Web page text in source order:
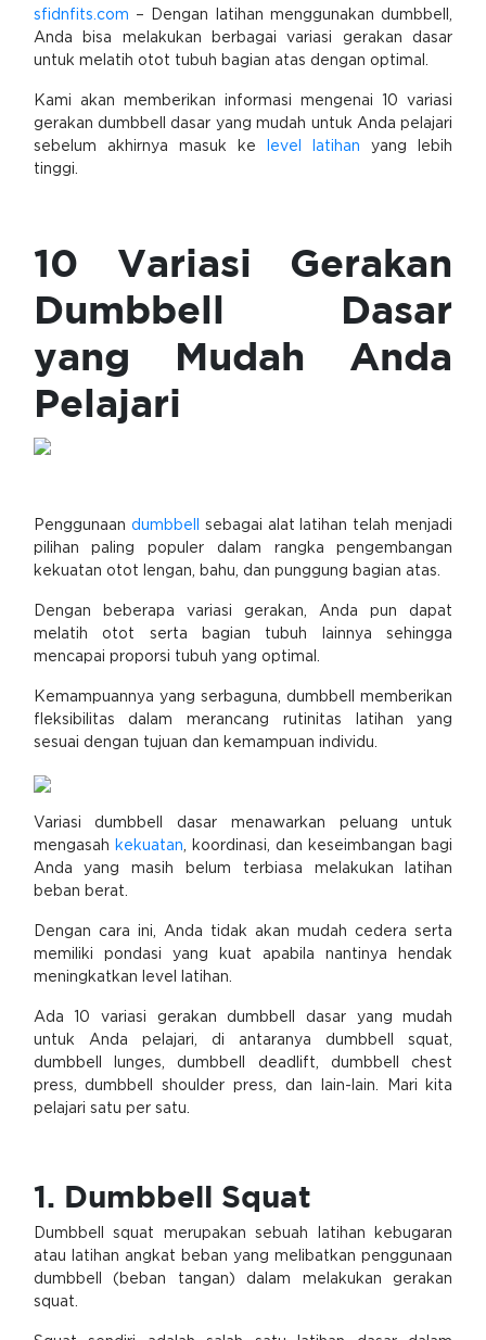
sfidnfits.com – Dengan latihan menggunakan dumbbell,
Anda bisa melakukan berbagai variasi gerakan dasar
untuk melatih otot tubuh bagian atas dengan optimal.
Kami akan memberikan informasi mengenai 10 variasi
gerakan dumbbell dasar yang mudah untuk Anda pelajari
sebelum akhirnya masuk ke
level latihan yang lebih
tinggi.
10 Variasi Gerakan
Dumbbell Dasar
yang Mudah Anda
Pelajari
Penggunaan dumbbell
sebagai alat latihan telah menjadi
pilihan paling populer dalam rangka pengembangan
kekuatan otot lengan, bahu, dan punggung bagian atas.
Dengan beberapa variasi gerakan, Anda pun dapat
melatih otot serta bagian tubuh lainnya sehingga
mencapai proporsi tubuh yang optimal.
Kemampuannya yang serbaguna, dumbbell memberikan
fleksibilitas dalam merancang rutinitas latihan yang
sesuai dengan tujuan dan kemampuan individu.
Variasi dumbbell dasar menawarkan peluang untuk
mengasah kekuatan, koordinasi, dan keseimbangan bagi
Anda yang masih belum terbiasa melakukan latihan
beban berat.
Dengan cara ini, Anda tidak akan mudah cedera serta
memiliki pondasi yang kuat apabila nantinya hendak
meningkatkan level latihan.
Ada 10 variasi gerakan dumbbell dasar yang mudah
untuk Anda pelajari, di antaranya dumbbell squat,
dumbbell lunges, dumbbell deadlift, dumbbell chest
press, dumbbell shoulder press, dan lain-lain. Mari kita
pelajari satu per satu.
1. Dumbbell Squat
Dumbbell squat merupakan sebuah latihan kebugaran
atau latihan angkat beban yang melibatkan penggunaan
dumbbell (beban tangan) dalam melakukan gerakan
squat.